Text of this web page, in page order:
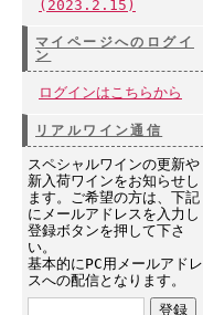
(2023.2.15)
マイページへのログイ
ン
ログインはこちらから
リアルワイン通信
スペシャルワインの更新や
新入荷ワインをお知らせし
ます。ご希望の方は、下記
にメールアドレスを入力し
登録ボタンを押して下さ
い。
基本的にPC用メールアドレ
スへの配信となります。